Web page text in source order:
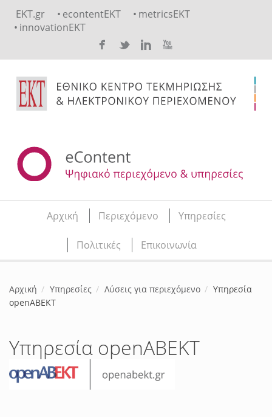
EKT.gr econtentEKT
metricsEKT
innovationEKT
Main menu
Αρχική Περιεχόμενο Υπηρεσίες
Πολιτικές Επικοινωνία
Αρχική Υπηρεσίες Λύσεις για περιεχόμενο
Υπηρεσία
openABEKT
Υπηρεσία openABEKT